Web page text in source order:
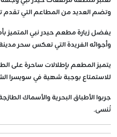
وتضم العديد من المطاعم التي تقدم
يفضل زيارة مطعم حيدر نبي المتميز
وأجوائه الفريدة التي تعكس سحر
يتميز المطعم بإطلالات ساحرة على
للاستمتاع بوجبة شهية في سويسرا
جربوا الأطباق البحرية والأسماك
تُنسى.